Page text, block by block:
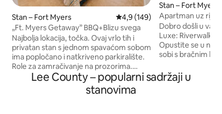
Stan – Fort Myers Prosječna ocjena: 4,9/5,
4,9 (149)
„Ft. Myers Getaway” BBQ+Blizu svega
Najbolja lokacija, točka. Ovaj vrlo tih i
privatan stan s jednom spavaćom sobom
ima popločano i natkriveno parkiralište.
Role za zamračivanje na prozorima.
Privatno dvorište s plinskim roštiljem,
bočnim plamenikom, sudoperom i
pultom. Čajna kuhinja s mikrovalnom
Stan – Fort Myers
Apartman uz
bračnim
Dobro došli u vaš
Luxe: Riverwalk
Opustite se u
sobi s bračnim
modernim
svjetlom. Ovaj
Lee County – popularni sadržaji u
stanovima